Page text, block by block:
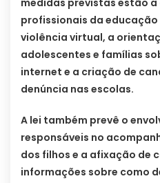
profissionais da
violência virtual, a
adolescentes e famílias
internet e a criação de
denúncia nas escolas.
A lei também prevê o
responsáveis no
dos filhos e a afixação de
informações sobre como